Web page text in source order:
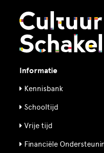
Informatie
Kennisbank
Schooltijd
Vrije tijd
Financiële